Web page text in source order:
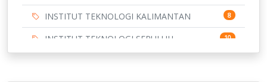
INSTITUT TEKNOLOGI KALIMANTAN 8
INSTITUT TEKNOLOGI SEPULUH
NOVEMBER
10